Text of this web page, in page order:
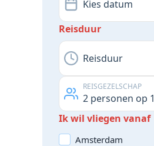
Kies datum
Reisduur
Reisduur
REISGEZELSCHAP
2 personen op 1
Ik wil vliegen vanaf
Amsterdam